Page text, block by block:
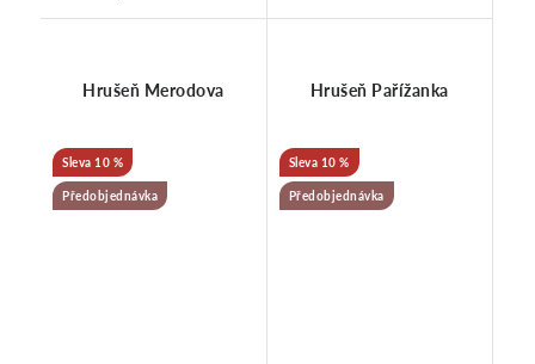
Hrušeň Merodova
10 %
Předobjednávka
Hrušeň Pařížanka
10 %
Předobjednávka